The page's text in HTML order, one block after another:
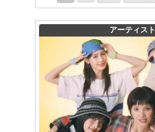
アーティスト